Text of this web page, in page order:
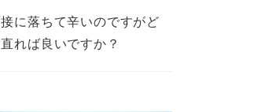
に落ちて辛いのですがど
れば良いですか？